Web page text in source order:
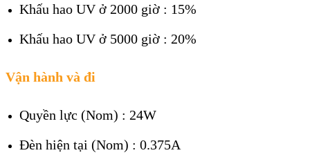
Khấu hao UV ở 2000 giờ : 15%
Khấu hao UV ở 5000 giờ : 20%
Vận hành và đi
Quyền lực (Nom) : 24W
Đèn hiện tại (Nom) : 0.375A